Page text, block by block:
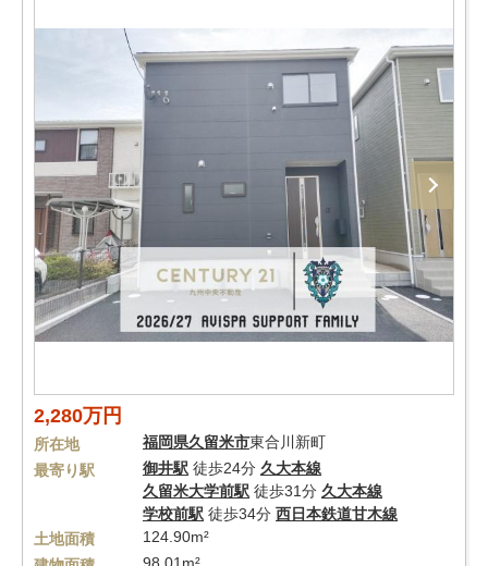
2,280万円
所在地 福岡県久留米市東合川新町
最寄り駅
御井駅 徒歩24分 久大本線
久留米大学前駅 徒歩31分 久大本線
学校前駅 徒歩34分 西日本鉄道甘木線
土地面積
124.90m²